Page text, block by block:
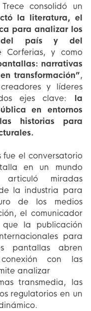
consolidó un
la literatura, el
para analizar los
del país y del
Corferias, y como
narrativas
transformación”,
y líderes
ejes clave: la
en entornos
historias para
fue el conversatorio
en un mundo
miradas
la industria para
de los medios
el comunicador
que la publicación
para
pantallas abren
con las
analizar
transmedia, las
regulatorios en un